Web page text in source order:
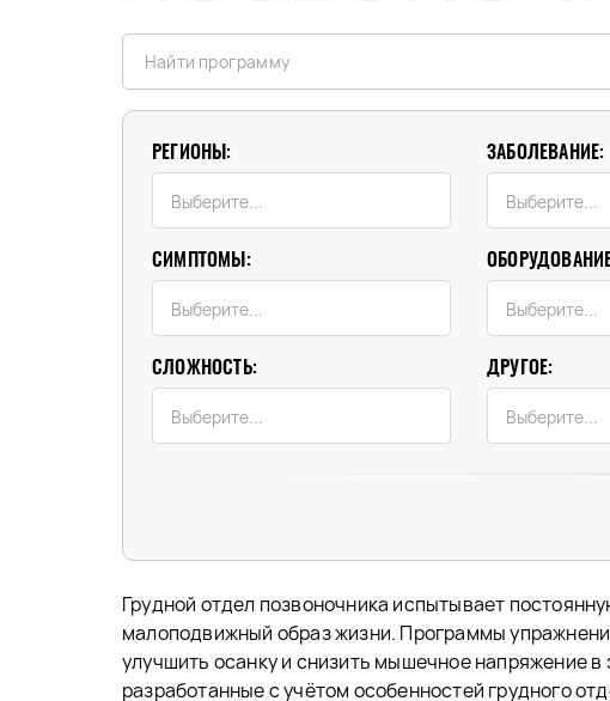
РЕГИОНЫ: ЗАБОЛЕВАНИЕ:
СИМПТОМЫ:
СЛОЖНОСТЬ: ДРУГОЕ:
Грудной отдел позвоночника испытывает
малоподвижный образ жизни. Программы
улучшить осанку и снизить мышечное напряжение
разработанные с учётом особенностей грудного